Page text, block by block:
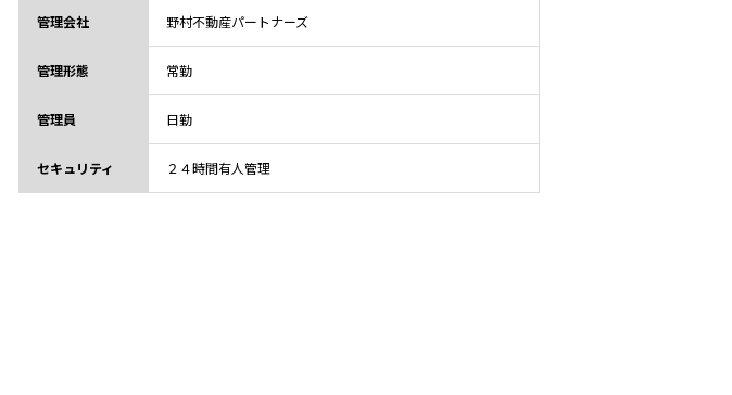
管理会社 野村不動産パートナーズ
管理形態 常勤
管理員 日勤
セキュリティ ２４時間有人管理